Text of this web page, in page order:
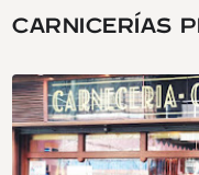
CARNICERÍAS